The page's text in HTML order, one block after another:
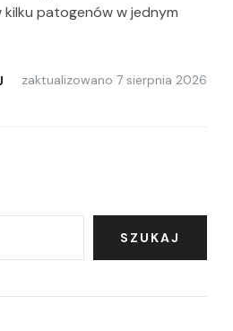
patogenów w jednym
zaktualizowano 7 sierpnia 2026
SZUKAJ